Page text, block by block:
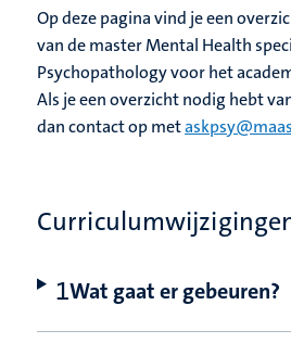
Op deze pagina vind je een
van de master Mental Health
Psychopathology voor het
Als je een overzicht nodig hebt
dan contact op met
Wat gaat er gebeuren?